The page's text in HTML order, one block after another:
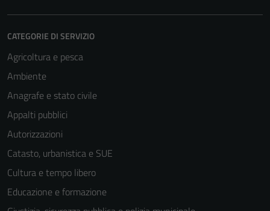
CATEGORIE DI SERVIZIO
Agricoltura e pesca
Ambiente
Anagrafe e stato civile
Appalti pubblici
Autorizzazioni
Catasto, urbanistica e SUE
Cultura e tempo libero
Educazione e formazione